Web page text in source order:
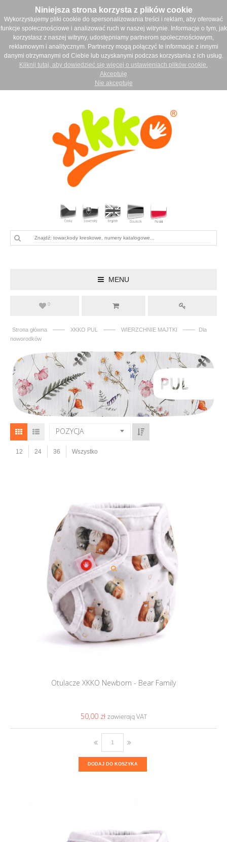
Niniejsza strona korzysta z plików cookie
Wykorzystujemy pliki cookie do spersonalizowania treści i reklam, aby oferować
funkcje społecznościowe i analizować ruch w naszej witrynie. Informacje o tym, jak
korzystasz z naszej witryny, udostępniamy partnerom społecznościowym,
reklamowym i analitycznym. Partnerzy mogą połączyć te informacje z innymi
danymi otrzymanymi od Ciebie lub uzyskanymi podczas korzystania z ich usług.
Kliknij tutaj, aby dowiedzieć się więcej o ustawieniach plików cookie.
Akceptuję
Nie akceptuje
MENU
0
Strona główna —— XKKO PUL —— WIERZCHNIE MAJTKI ——
Dla
noworodków
POZYCJA
12 24 36 Wszystko
Otulacze XKKO Newborn - Bear Family
50,00 ‎zł
DODAJ DO KOSZYKA